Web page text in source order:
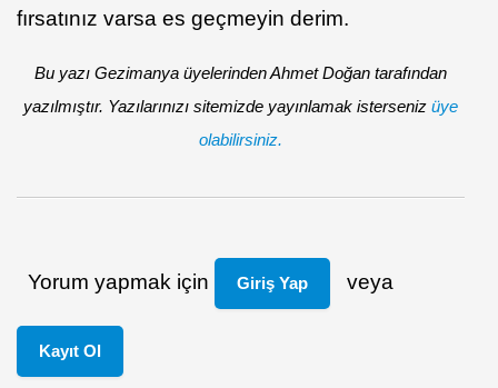
fırsatınız varsa es geçmeyin derim.
Bu yazı Gezimanya üyelerinden Ahmet Doğan tarafından
yazılmıştır. Yazılarınızı sitemizde yayınlamak isterseniz üye
olabilirsiniz.
Yorum yapmak için Giriş Yap veya
Kayıt Ol